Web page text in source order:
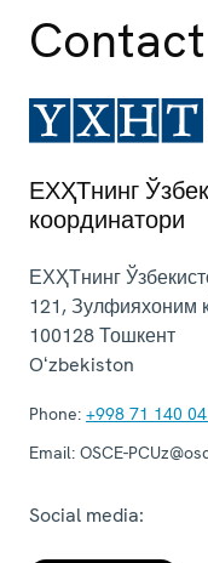
Contact
ЕХҲТнинг
координатори
ЕХҲТнинг
121, Зулфияхоним
100128Тошкент
Oʻzbekiston
Phone: +998 71 140
Email: OSCE-
Social media: